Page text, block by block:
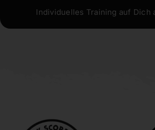
Individuelles Training auf Dich